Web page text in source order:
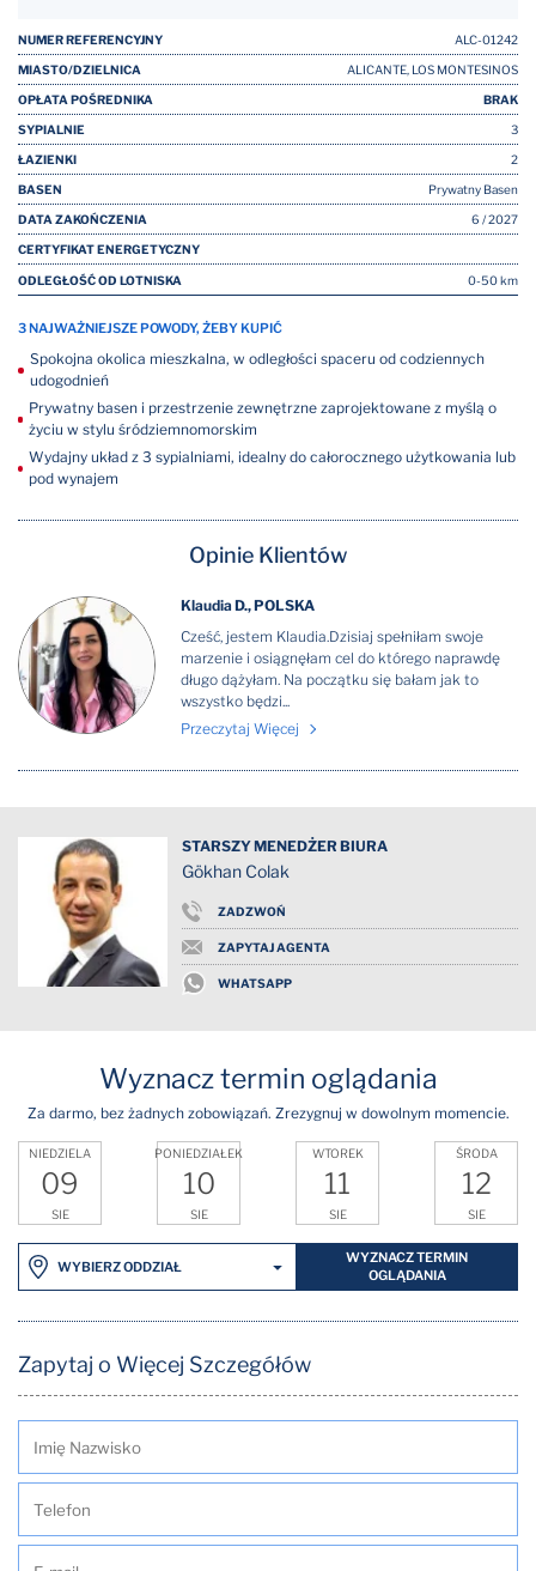
NUMER REFERENCYJNY ALC-01242
MIASTO/DZIELNICA ALICANTE, LOS MONTESINOS
OPŁATA POŚREDNIKA BRAK
SYPIALNIE 3
ŁAZIENKI 2
BASEN Prywatny Basen
DATA ZAKOŃCZENIA 6 / 2027
CERTYFIKAT ENERGETYCZNY
ODLEGŁOŚĆ OD LOTNISKA 0-50 km
3 NAJWAŻNIEJSZE POWODY, ŻEBY KUPIĆ
Spokojna okolica mieszkalna, w odległości spaceru od codziennych
udogodnień
Prywatny basen i przestrzenie zewnętrzne zaprojektowane z myślą o
życiu w stylu śródziemnomorskim
Wydajny układ z 3 sypialniami, idealny do całorocznego użytkowania lub
pod wynajem
Opinie Klientów
Klaudia D., POLSKA
Cześć, jestem Klaudia.Dzisiaj spełniłam swoje
marzenie i osiągnęłam cel do którego naprawdę
długo dążyłam. Na początku się bałam jak to
wszystko będzi...
Przeczytaj Więcej
STARSZY MENEDŻER BIURA
Gökhan Colak
ZADZWOŃ
ZAPYTAJ AGENTA
WHATSAPP
Wyznacz termin oglądania
Za darmo, bez żadnych zobowiązań. Zrezygnuj w dowolnym momencie.
NIEDZIELA
09
SIE
PONIEDZIAŁEK
10
SIE
WTOREK
11
SIE
ŚRODA
12
SIE
WYBIERZ ODDZIAŁ
WYZNACZ TERMIN
OGLĄDANIA
Zapytaj o Więcej Szczegółów